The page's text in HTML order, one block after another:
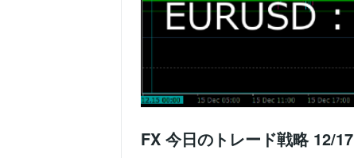
FX 今日のトレード戦略 12/17